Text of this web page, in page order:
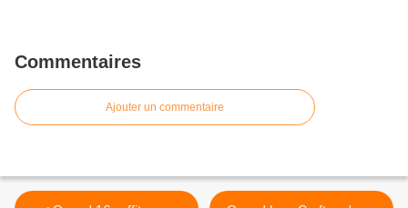
Commentaires
Ajouter un commentaire